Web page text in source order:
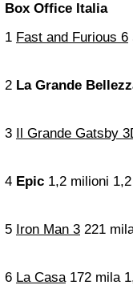
Box Office Italia
1 Fast and Furious 6
2 La Grande
3 Il Grande Gatsby
4 Epic 1,2 milioni
5 Iron Man 3 221
6 La Casa172 mila